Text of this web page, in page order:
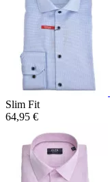
Slim Fit
64,95 €